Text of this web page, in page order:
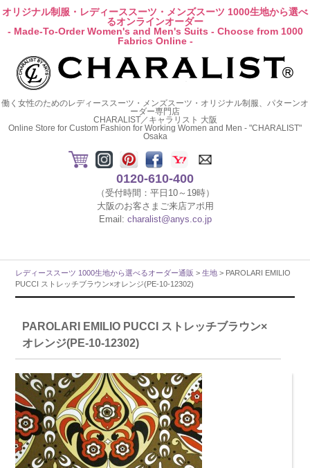
オリジナル制服・レディーススーツ・メンズスーツ 1000生地から選べ
るオンラインオーダー
- Made-To-Order Women's and Men's Suits - Choose from 1000
Fabrics Online -
働く女性のためのレディーススーツ・メンズスーツ・オリジナル制服、パターンオ
ーダー専門店
CHARALIST／キャラリスト 大阪
Online Store for Custom Fashion for Working Women and Men - "CHARALIST"
Osaka
0120-610-400
（受付時間：平日10～19時）
大阪のお客さまご来店アポ用
Email: charalist@anys.co.jp
レディーススーツ 1000生地から選べるオーダー通販 >生地 > PAROLARI EMILIO
PUCCI ストレッチブラウン×オレンジ(PE-10-12302)
PAROLARI EMILIO PUCCI ストレッチブラウン×
オレンジ(PE-10-12302)